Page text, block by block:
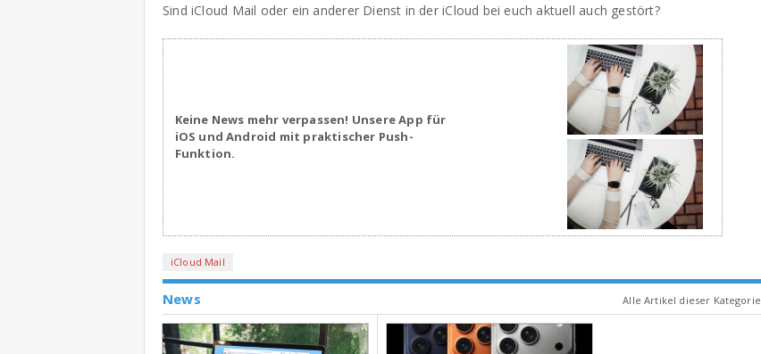
Sind iCloud Mail oder ein anderer Dienst in der iCloud bei euch aktuell auch gestört?
Keine News mehr verpassen! Unsere App für
iOS und Android mit praktischer Push-
Funktion.
iCloud Mail
News Alle Artikel dieser Kategorie